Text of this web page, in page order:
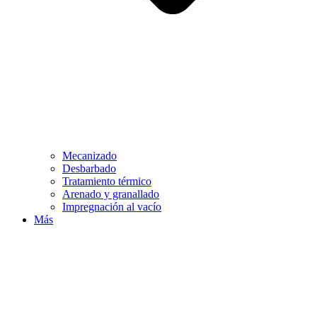
Mecanizado
Desbarbado
Tratamiento térmico
Arenado y granallado
Impregnación al vacío
Más